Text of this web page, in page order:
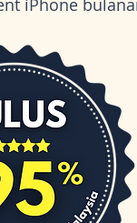
iPhone